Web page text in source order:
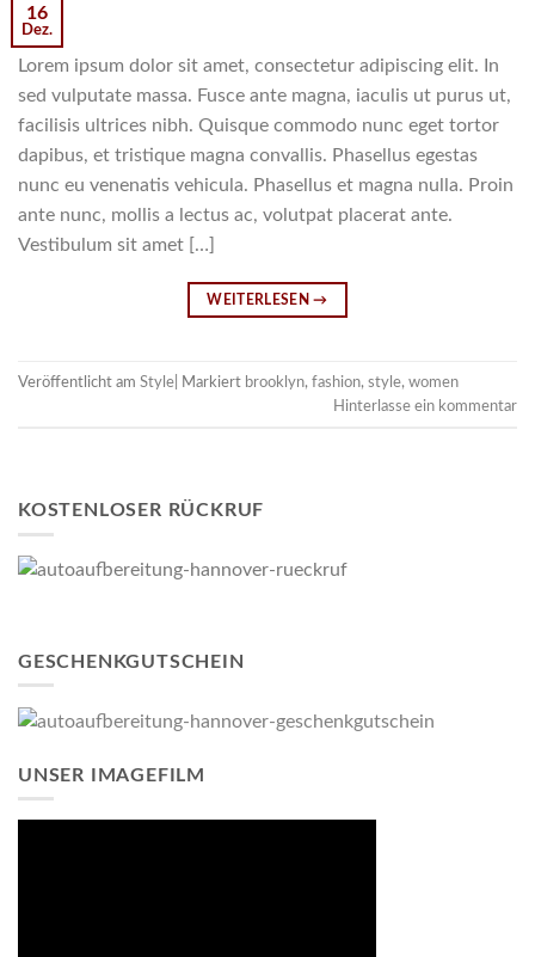
16
Dez.
Lorem ipsum dolor sit amet, consectetur adipiscing elit. In
sed vulputate massa. Fusce ante magna, iaculis ut purus ut,
facilisis ultrices nibh. Quisque commodo nunc eget tortor
dapibus, et tristique magna convallis. Phasellus egestas
nunc eu venenatis vehicula. Phasellus et magna nulla. Proin
ante nunc, mollis a lectus ac, volutpat placerat ante.
Vestibulum sit amet […]
WEITERLESEN→
Veröffentlicht am Style Markiert brooklyn, fashion, style, women
Hinterlasse ein kommentar
KOSTENLOSER RÜCKRUF
GESCHENKGUTSCHEIN
UNSER IMAGEFILM